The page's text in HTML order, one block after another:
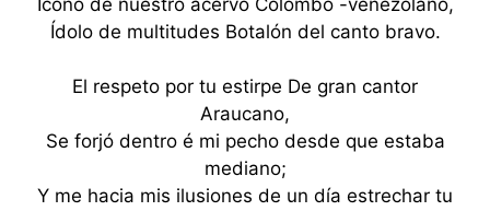
Ídolo de multitudes Botalón del canto bravo.
El respeto por tu estirpe De gran cantor
Araucano,
Se forjó dentro é mi pecho desde que estaba
mediano;
Y me hacia mis ilusiones de un día estrechar tu